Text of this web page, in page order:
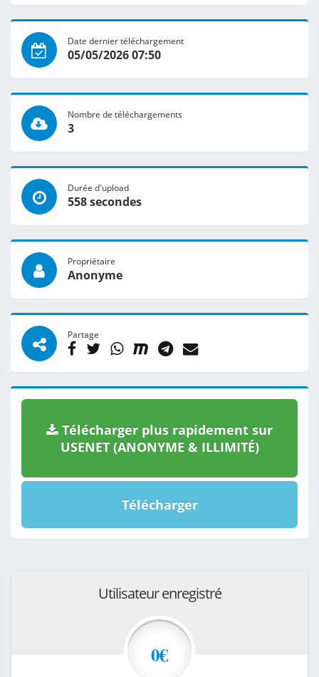
Date dernier téléchargement
05/05/2026 07:50
Nombre de téléchargements
3
Durée d'upload
558 secondes
Propriétaire
Anonyme
Partage
Télécharger plus rapidement sur
USENET (ANONYME & ILLIMITÉ)
Télécharger
Utilisateur enregistré
0€